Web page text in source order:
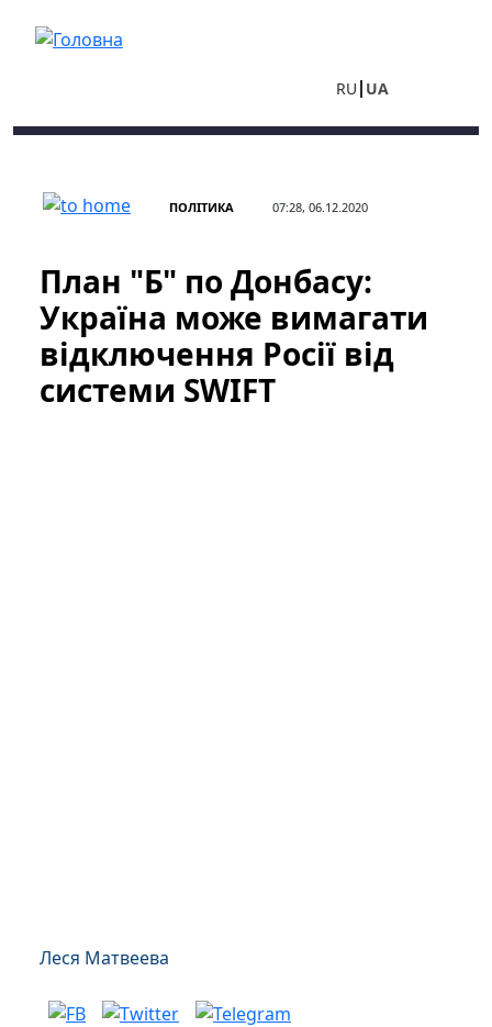
RU UA
ПОЛІТИКА 07:28, 06.12.2020
План "Б" по Донбасу:
Україна може вимагати
відключення Росії від
системи SWIFT
Леся Матвеева